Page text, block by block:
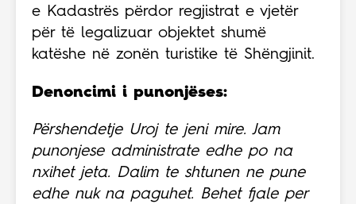
e Kadastrës përdor regjistrat e vjetër
për të legalizuar objektet shumë
katëshe në zonën turistike të Shëngjinit.
Denoncimi i punonjëses:
Përshendetje Uroj te jeni mire. Jam
punonjese administrate edhe po na
nxihet jeta. Dalim te shtunen ne pune
edhe nuk na paguhet. Behet fjale per